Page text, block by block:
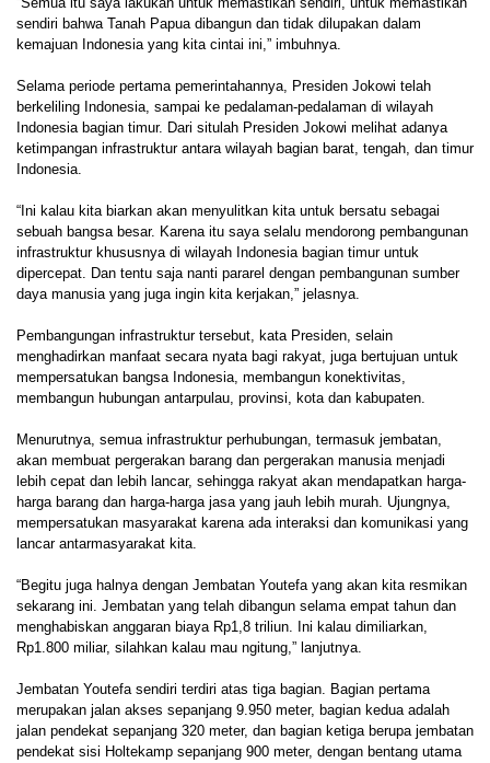
sendiri bahwa Tanah Papua dibangun dan tidak dilupakan dalam
kemajuan Indonesia yang kita cintai ini,” imbuhnya.
Selama periode pertama pemerintahannya, Presiden Jokowi telah
berkeliling Indonesia, sampai ke pedalaman-pedalaman di wilayah
Indonesia bagian timur. Dari situlah Presiden Jokowi melihat adanya
ketimpangan infrastruktur antara wilayah bagian barat, tengah, dan timur
Indonesia.
“Ini kalau kita biarkan akan menyulitkan kita untuk bersatu sebagai
sebuah bangsa besar. Karena itu saya selalu mendorong pembangunan
infrastruktur khususnya di wilayah Indonesia bagian timur untuk
dipercepat. Dan tentu saja nanti pararel dengan pembangunan sumber
daya manusia yang juga ingin kita kerjakan,” jelasnya.
Pembangungan infrastruktur tersebut, kata Presiden, selain
menghadirkan manfaat secara nyata bagi rakyat, juga bertujuan untuk
mempersatukan bangsa Indonesia, membangun konektivitas,
membangun hubungan antarpulau, provinsi, kota dan kabupaten.
Menurutnya, semua infrastruktur perhubungan, termasuk jembatan,
akan membuat pergerakan barang dan pergerakan manusia menjadi
lebih cepat dan lebih lancar, sehingga rakyat akan mendapatkan harga-
harga barang dan harga-harga jasa yang jauh lebih murah. Ujungnya,
mempersatukan masyarakat karena ada interaksi dan komunikasi yang
lancar antarmasyarakat kita.
“Begitu juga halnya dengan Jembatan Youtefa yang akan kita resmikan
sekarang ini. Jembatan yang telah dibangun selama empat tahun dan
menghabiskan anggaran biaya Rp1,8 triliun. Ini kalau dimiliarkan,
Rp1.800 miliar, silahkan kalau mau ngitung,” lanjutnya.
Jembatan Youtefa sendiri terdiri atas tiga bagian. Bagian pertama
merupakan jalan akses sepanjang 9.950 meter, bagian kedua adalah
jalan pendekat sepanjang 320 meter, dan bagian ketiga berupa jembatan
pendekat sisi Holtekamp sepanjang 900 meter, dengan bentang utama